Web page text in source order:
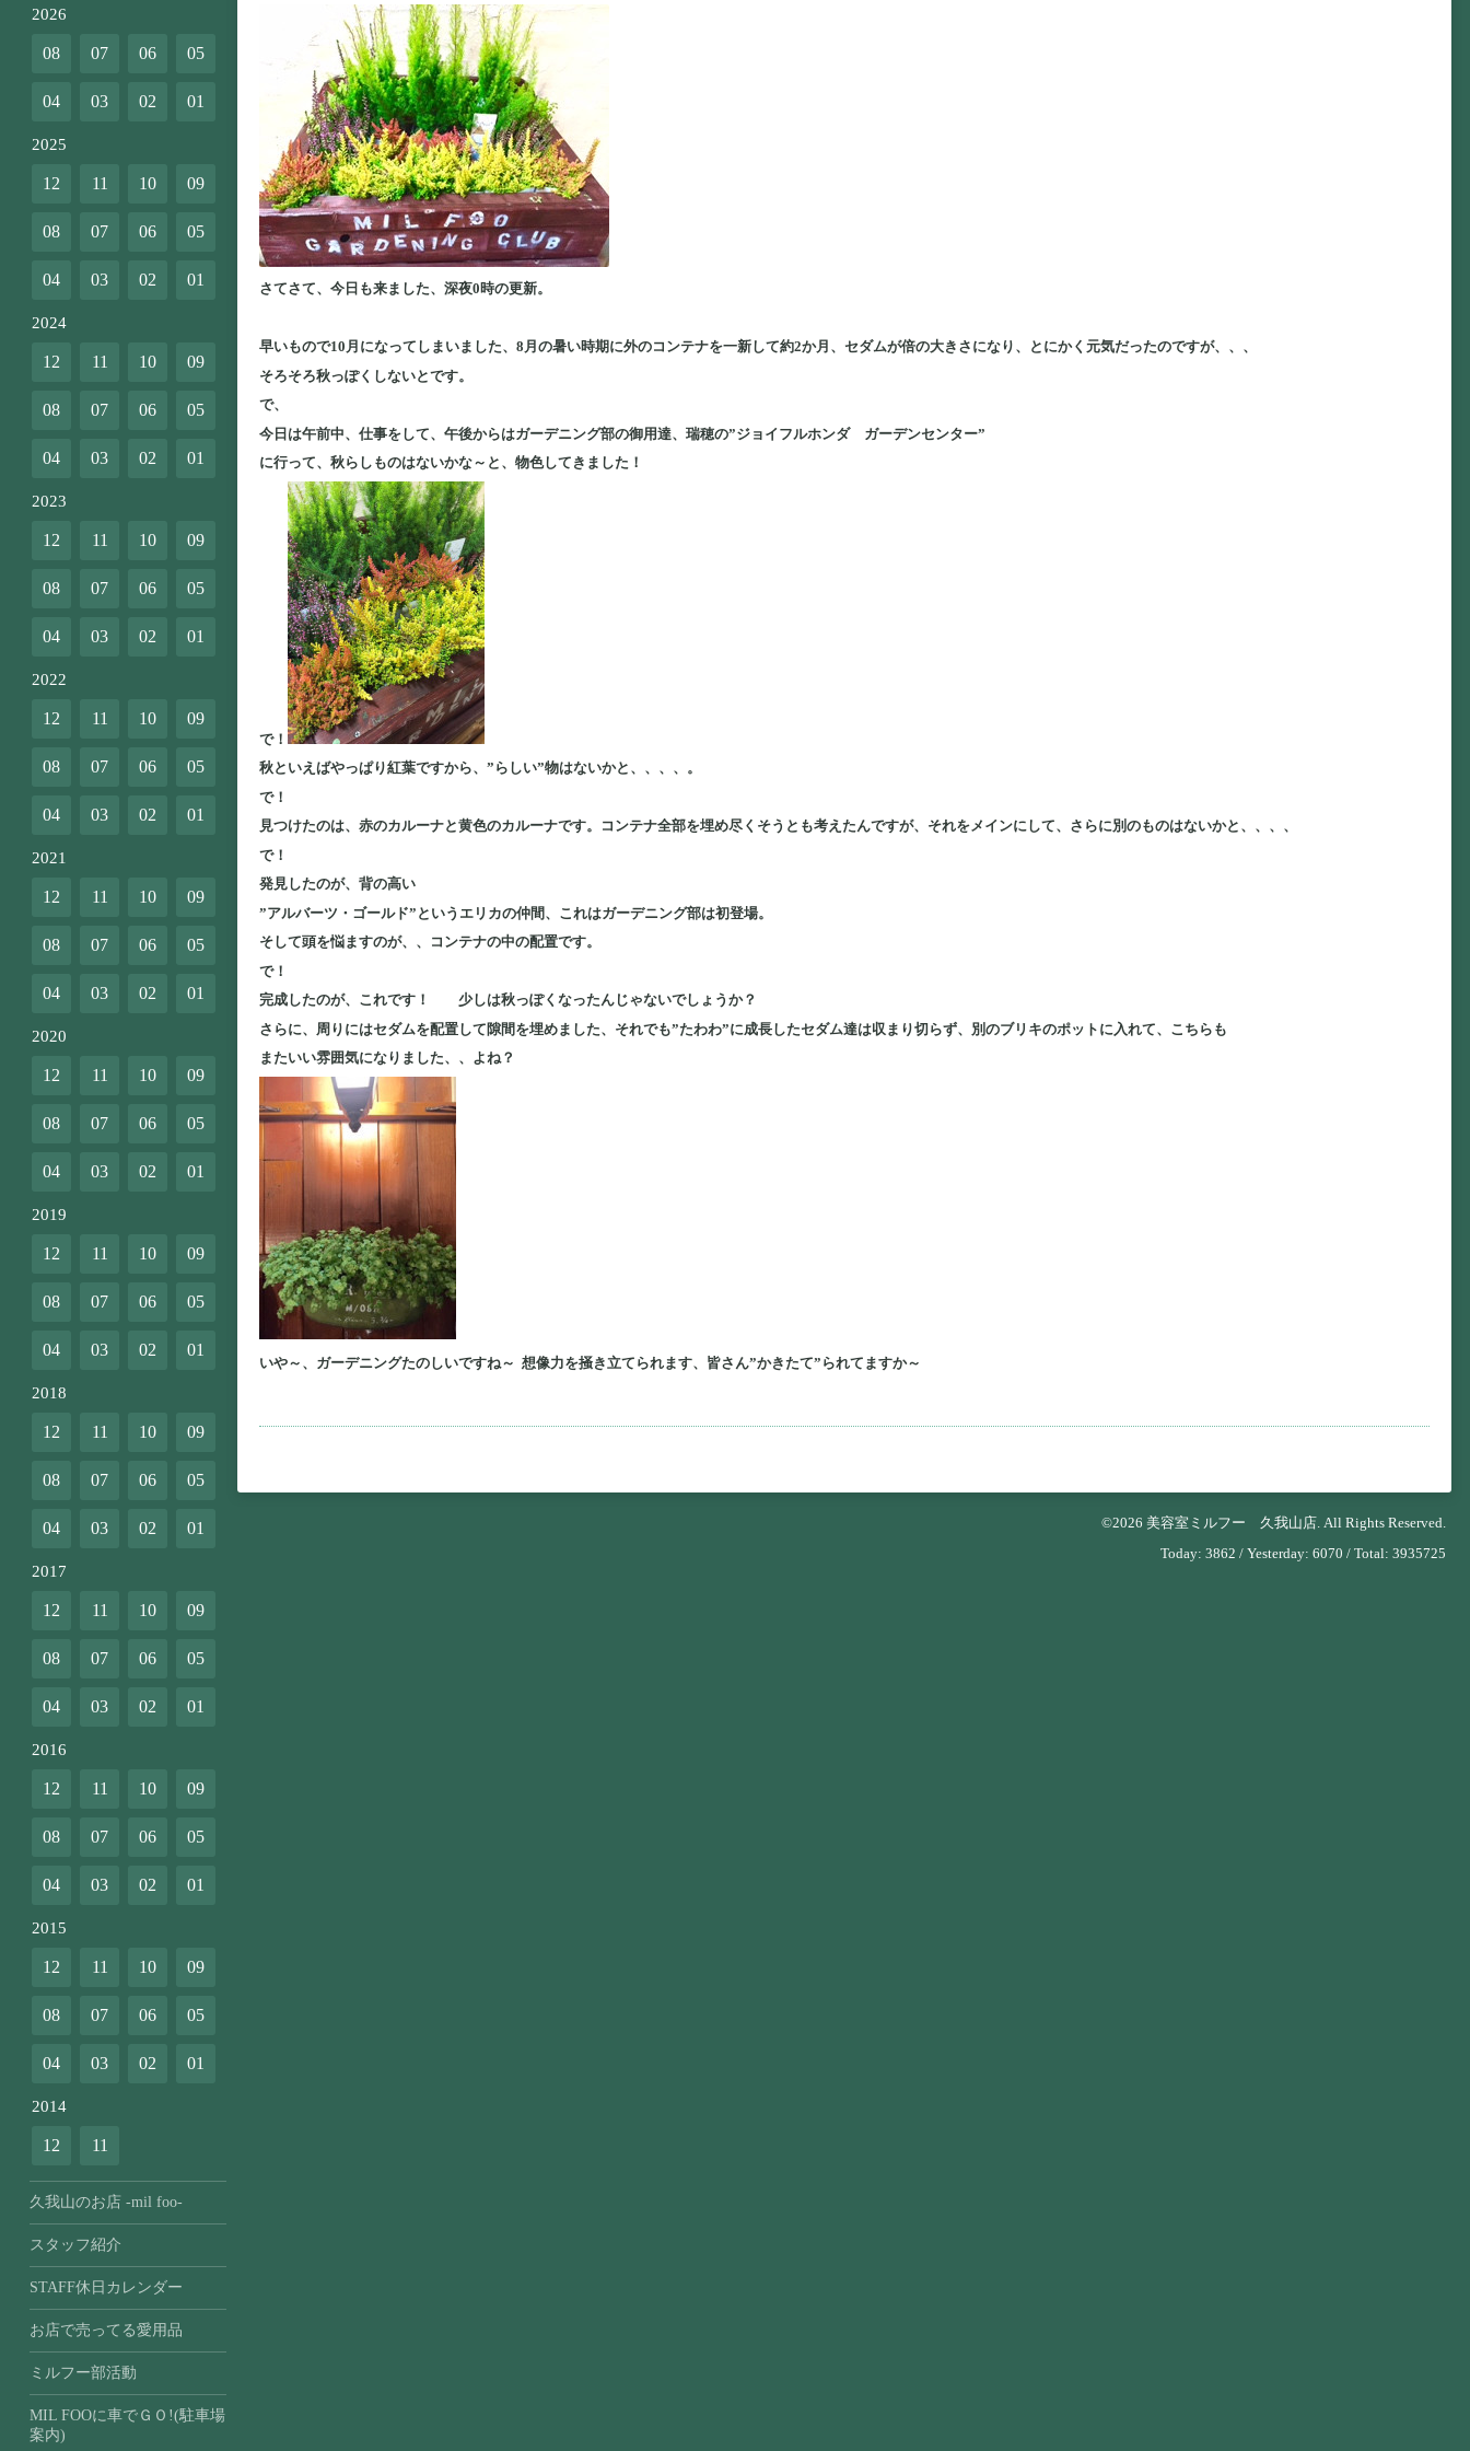
さてさて、今日も来ました、深夜0時の更新。
早いもので10月になってしまいました、8月の暑い時期に外のコンテナを一新して約2か月、セダムが倍の大きさになり、とにかく元気だったのですが、、、
そろそろ秋っぽくしないとです。
で、
今日は午前中、仕事をして、午後からはガーデニング部の御用達、瑞穂の”ジョイフルホンダ ガーデンセンター”
に行って、秋らしものはないかな～と、物色してきました！
で！
秋といえばやっぱり紅葉ですから、”らしい”物はないかと、、、、。
で！
見つけたのは、赤のカルーナと黄色のカルーナです。コンテナ全部を埋め尽くそうとも考えたんですが、それをメインにして、さらに別のものはないかと、、、、
で！
発見したのが、背の高い
”アルバーツ・ゴールド”というエリカの仲間、これはガーデニング部は初登場。
そして頭を悩ますのが、、コンテナの中の配置です。
で！
完成したのが、これです！ 少しは秋っぽくなったんじゃないでしょうか？
さらに、周りにはセダムを配置して隙間を埋めました、それでも”たわわ”に成長したセダム達は収まり切らず、別のブリキのポットに入れて、こちらも
またいい雰囲気になりました、、よね？
いや～、ガーデニングたのしいですね～ 想像力を掻き立てられます、皆さん”かきたて”られてますか～
©2026 美容室ミルフー 久我山店 . All Rights Reserved.
Today: 3862 / Yesterday: 6070 / Total: 3935725
2026
08 07 06 05
04 03 02 01
2025
12 11 10 09
08 07 06 05
04 03 02 01
2024
12 11 10 09
08 07 06 05
04 03 02 01
2023
12 11 10 09
08 07 06 05
04 03 02 01
2022
12 11 10 09
08 07 06 05
04 03 02 01
2021
12 11 10 09
08 07 06 05
04 03 02 01
2020
12 11 10 09
08 07 06 05
04 03 02 01
2019
12 11 10 09
08 07 06 05
04 03 02 01
2018
12 11 10 09
08 07 06 05
04 03 02 01
2017
12 11 10 09
08 07 06 05
04 03 02 01
2016
12 11 10 09
08 07 06 05
04 03 02 01
2015
12 11 10 09
08 07 06 05
04 03 02 01
2014
12 11
久我山のお店 -mil foo-
スタッフ紹介
STAFF休日カレンダー
お店で売ってる愛用品
ミルフー部活動
MIL FOOに車でＧＯ!(駐車場
案内)